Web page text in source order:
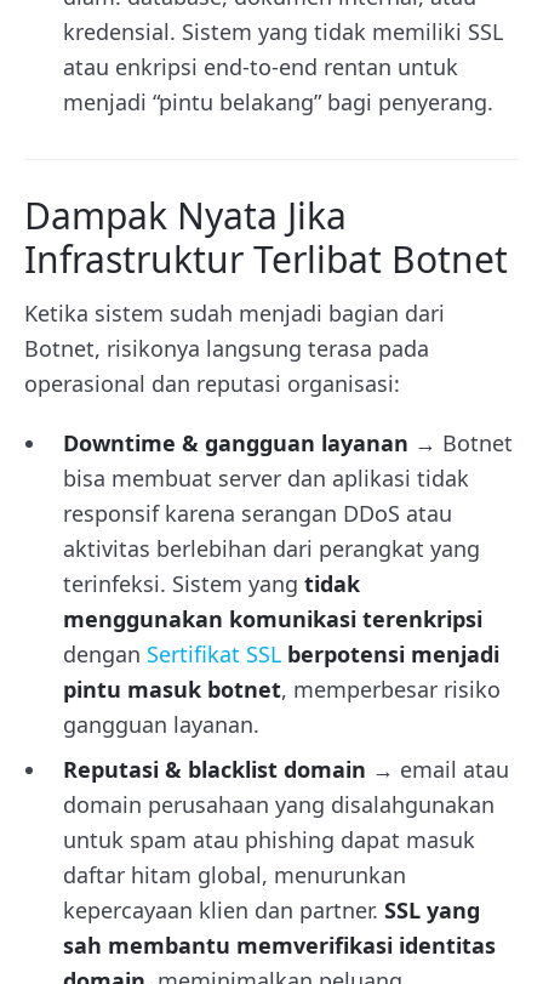
kredensial. Sistem yang tidak memiliki SSL
atau enkripsi end-to-end rentan untuk
menjadi “pintu belakang” bagi penyerang.
Dampak Nyata Jika
Infrastruktur Terlibat Botnet
Ketika sistem sudah menjadi bagian dari
Botnet, risikonya langsung terasa pada
operasional dan reputasi organisasi:
Downtime & gangguan layanan → Botnet
bisa membuat server dan aplikasi tidak
responsif karena serangan DDoS atau
aktivitas berlebihan dari perangkat yang
terinfeksi. Sistem yang tidak
menggunakan komunikasi terenkripsi
dengan Sertifikat SSL berpotensi menjadi
pintu masuk botnet, memperbesar risiko
gangguan layanan.
Reputasi & blacklist domain → email atau
domain perusahaan yang disalahgunakan
untuk spam atau phishing dapat masuk
daftar hitam global, menurunkan
kepercayaan klien dan partner. SSL yang
sah membantu memverifikasi identitas